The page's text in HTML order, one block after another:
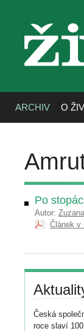
ARCHIV O
Po
Autor:
Článek v
Česká
roce slaví